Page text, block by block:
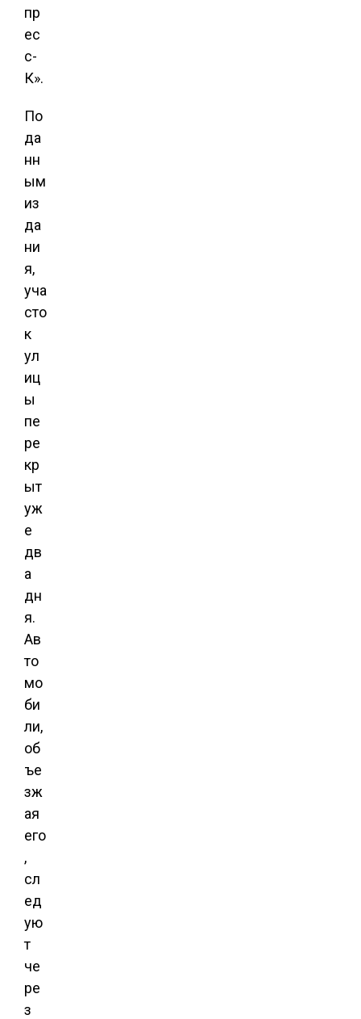
пр
ес
с-
К».
По
да
нн
ым
из
да
ни
я,
уча
сто
к
ул
иц
ы
пе
ре
кр
ыт
уж
е
дв
а
дн
я.
Ав
то
мо
би
ли,
об
ъе
зж
ая
его
,
сл
ед
ую
т
че
ре
з